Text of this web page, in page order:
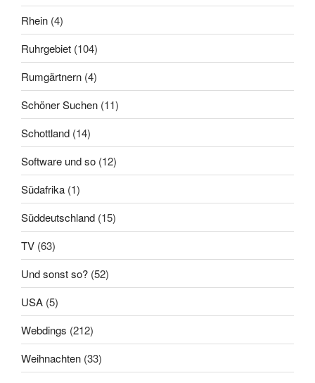
Rhein (4)
Ruhrgebiet (104)
Rumgärtnern (4)
Schöner Suchen (11)
Schottland (14)
Software und so (12)
Südafrika (1)
Süddeutschland (15)
TV (63)
Und sonst so? (52)
USA (5)
Webdings (212)
Weihnachten (33)